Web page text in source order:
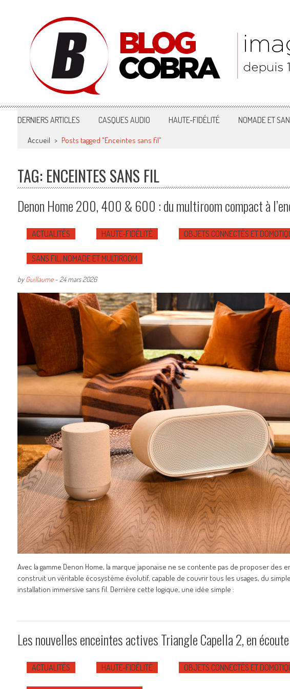
Blog Cobra
Toute l'actu Image & Son !
DERNIERS ARTICLES CASQUES AUDIO HAUTE-FIDÉLITÉ NOMADE ET
Accueil > Posts tagged "Enceintes sans fil"
TAG: ENCEINTES SANS FIL
Denon Home 200, 400 & 600 : du multiroom compact à
ACTUALITÉS HAUTE-FIDÉLITÉ OBJETS CONNECTÉS ET
SANS FIL, NOMADE ET MULTIROOM
byGuillaume- 24 mars 2026
Avec la gamme Denon Home, la marque japonaise ne se contente pas de proposer des
construit un véritable écosystème évolutif, capable de couvrir tous les usages, du
installation immersive sans fil. Derrière cette logique, une idée simple :
Les nouvelles enceintes actives Triangle Capella 2, en
ACTUALITÉS HAUTE-FIDÉLITÉ OBJETS CONNECTÉS ET